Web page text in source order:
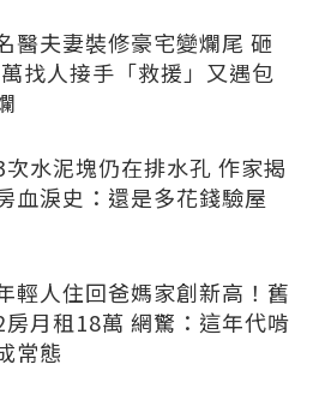
醫夫妻裝修豪宅變爛尾 砸
找人接手「救援」又遇包
水泥塊仍在排水孔 作家揭
血淚史：還是多花錢驗屋
輕人住回爸媽家創新高！舊
房月租18萬 網驚：這年代啃
常態